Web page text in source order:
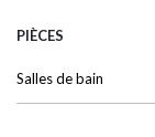
PIÈCES
Salles de bain